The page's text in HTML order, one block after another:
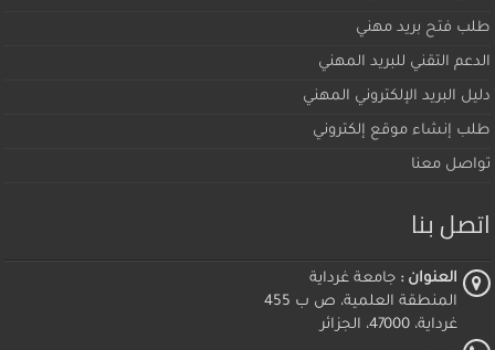
طلب فتح بريد مهني
الدعم التقني للبريد المهني
دليل البريد الإلكتروني المهني
طلب إنشاء موقع إلكتروني
تواصل معنا
اتصل بنا
العنوان : جامعة غرداية
المنطقة العلمية، ص ب 455
غرداية، 47000، الجزائر